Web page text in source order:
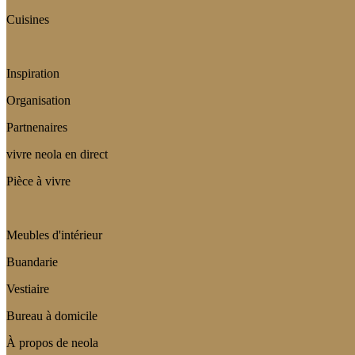
Cuisines
Inspiration
Organisation
Partnenaires
vivre neola en direct
Pièce à vivre
Meubles d'intérieur
Buandarie
Vestiaire
Bureau à domicile
À propos de neola